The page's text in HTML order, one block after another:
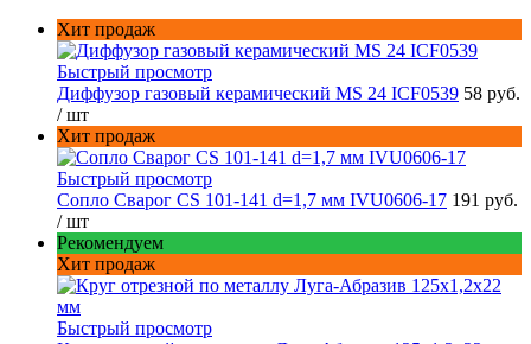
Хит продаж
Быстрый просмотр
Диффузор газовый керамический MS 24 ICF0539 58 руб.
/ шт
Хит продаж
Быстрый просмотр
Сопло Сварог CS 101-141 d=1,7 мм IVU0606-17 191 руб.
/ шт
Рекомендуем
Хит продаж
Быстрый просмотр